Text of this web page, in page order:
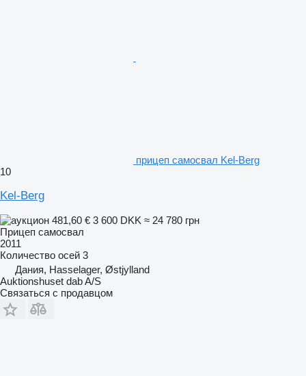
прицеп самосвал Kel-Berg
10
Kel-Berg
481,60 € 3 600 DKK ≈ 24 780 грн
Прицеп самосвал
2011
Количество осей 3
Дания, Hasselager, Østjylland
Auktionshuset dab A/S
Связаться с продавцом